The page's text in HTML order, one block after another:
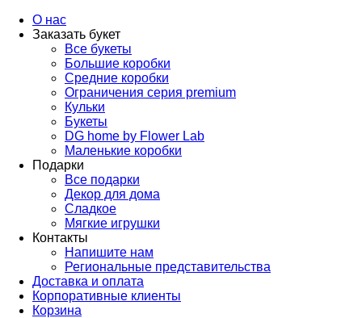
О нас
Заказать букет
Все букеты
Большие коробки
Средние коробки
Ограничения серия premium
Кульки
Букеты
DG home by Flower Lab
Маленькие коробки
Подарки
Все подарки
Декор для дома
Сладкое
Мягкие игрушки
Контакты
Напишите нам
Региональные представительства
Доставка и оплата
Корпоративные клиенты
Корзина